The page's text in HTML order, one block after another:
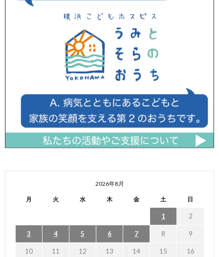
2026年8月
月 火 水 木 金 土 日
1 2
3 4 5 6 7 8 9
10 11 12 13 14 15 16